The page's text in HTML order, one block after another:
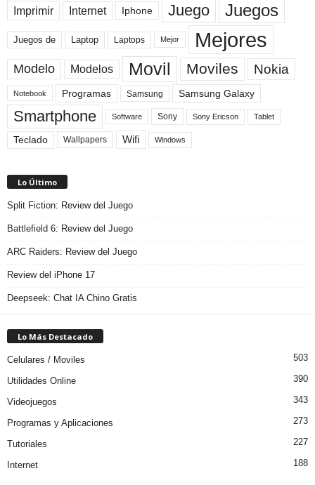
Imprimir Internet Iphone Juego Juegos
Juegos de Laptop Laptops Mejor Mejores
Modelo Modelos Movil Moviles Nokia
Notebook Programas Samsung Samsung Galaxy
Smartphone Software Sony Sony Ericson Tablet
Teclado Wallpapers Wifi Windows
Lo Último
Split Fiction: Review del Juego
Battlefield 6: Review del Juego
ARC Raiders: Review del Juego
Review del iPhone 17
Deepseek: Chat IA Chino Gratis
Lo Más Destacado
Celulares / Moviles 503
Utilidades Online 390
Videojuegos 343
Programas y Aplicaciones 273
Tutoriales 227
Internet 188